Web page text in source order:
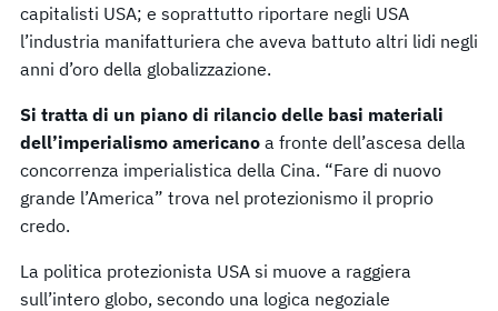
capitalisti USA; e soprattutto riportare negli USA
l’industria manifatturiera che aveva battuto altri lidi negli
anni d’oro della globalizzazione.
Si tratta di un piano di rilancio delle basi materiali
dell’imperialismo americano a fronte dell’ascesa della
concorrenza imperialistica della Cina. “Fare di nuovo
grande l’America” trova nel protezionismo il proprio
credo.
La politica protezionista USA si muove a raggiera
sull’intero globo, secondo una logica negoziale